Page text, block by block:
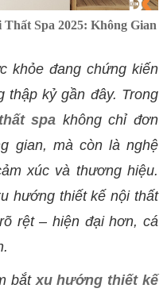
Spa 2025: Không Gian
khỏe đang chứng kiến
thập kỷ gần đây. Trong
spa không chỉ đơn
gian, mà còn là nghệ
xúc và thương hiệu.
hướng thiết kế nội thất
rệt – hiện đại hơn, cá
bắt xu hướng thiết kế